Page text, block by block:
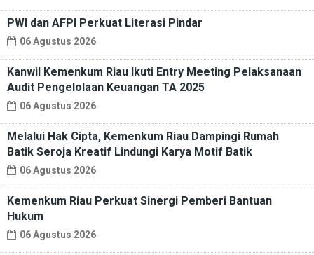
PWI dan AFPI Perkuat Literasi Pindar
06 Agustus 2026
Kanwil Kemenkum Riau Ikuti Entry Meeting Pelaksanaan
Audit Pengelolaan Keuangan TA 2025
06 Agustus 2026
Melalui Hak Cipta, Kemenkum Riau Dampingi Rumah
Batik Seroja Kreatif Lindungi Karya Motif Batik
06 Agustus 2026
Kemenkum Riau Perkuat Sinergi Pemberi Bantuan
Hukum
06 Agustus 2026